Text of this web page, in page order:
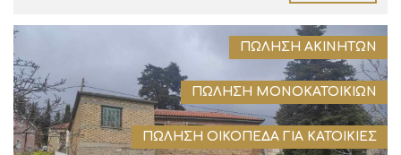
ΠΏΛΗΣΗ ΑΚΙΝΉΤΩΝ
ΠΏΛΗΣΗ ΜΟΝΟΚΑΤΟΙΚΙΏΝ
ΠΏΛΗΣΗ ΟΙΚΌΠΕΔΑ ΓΙΑ ΚΑΤΟΙΚΊΕΣ